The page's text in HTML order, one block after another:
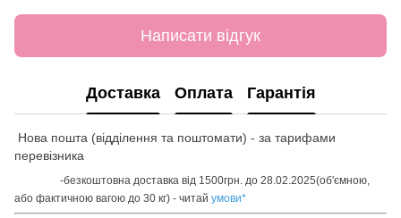
Написати відгук
Доставка Оплата Гарантія
Нова пошта (відділення та поштомати) - за тарифами
перевізника
-безкоштовна доставка від 1500грн. до 28.02.2025(об'ємною,
або фактичною вагою до 30 кг) - читай умови*